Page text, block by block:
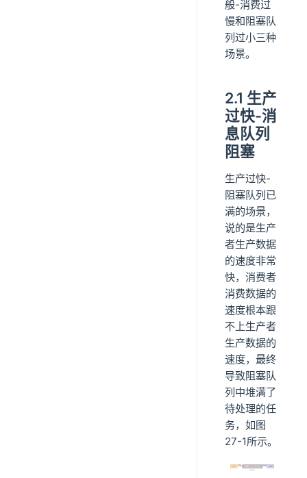
般-消费过
慢和阻塞队
列过小三种
场景。
2.1 生产
过快-消
息队列
阻塞
生产过快-
阻塞队列已
满的场景，
说的是生产
者生产数据
的速度非常
快，消费者
消费数据的
速度根本跟
不上生产者
生产数据的
速度，最终
导致阻塞队
列中堆满了
待处理的任
务，如图
27-1所示。